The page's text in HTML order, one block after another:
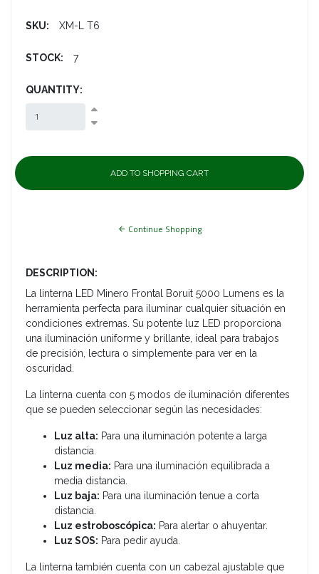
SKU: XM-L T6
STOCK: 7
QUANTITY:
Continue Shopping
DESCRIPTION:
La linterna LED Minero Frontal Boruit 5000 Lumens es la
herramienta perfecta para iluminar cualquier situación en
condiciones extremas. Su potente luz LED proporciona
una iluminación uniforme y brillante, ideal para trabajos
de precisión, lectura o simplemente para ver en la
oscuridad.
La linterna cuenta con 5 modos de iluminación diferentes
que se pueden seleccionar según las necesidades:
Luz alta: Para una iluminación potente a larga
distancia.
Luz media: Para una iluminación equilibrada a
media distancia.
Luz baja: Para una iluminación tenue a corta
distancia.
Luz estroboscópica: Para alertar o ahuyentar.
Luz SOS: Para pedir ayuda.
La linterna también cuenta con un cabezal ajustable que